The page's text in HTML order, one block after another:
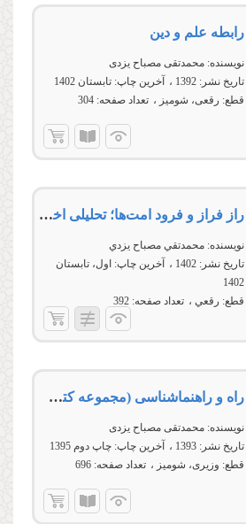
رابطه علم و دین
نویسنده: محمدتقی مصباح یزدی
تاریخ نشر: 1392 آخرین چاپ: تابستان 1402
قطع: رقعی، شومیز تعداد صفحه: 304
راز فراز و فرود امت‌ها؛ تحليلی اخلاقی از سرگذشت بنی‌اسرائيل در قرآن
نویسنده: محمدتقي مصباح يزدي
تاریخ نشر: 1402 آخرین چاپ: اول، تابستان
1402
قطع: رقعي تعداد صفحه: 392
راه و راهنماشناسی (مجموعه کتب آموزشی معارف قرآن 5 و 4)
نویسنده: محمدتقی مصباح یزدی
تاریخ نشر: 1393 آخرین چاپ: چاپ دوم 1395
قطع: وزیری، شومیز تعداد صفحه: 696